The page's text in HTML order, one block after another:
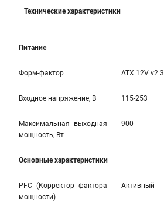
Технические характеристики
Питание
Форм-фактор ATX 12V v2.3
Входное напряжение, В 115-253
Максимальная выходная
мощность, Вт
900
Основные характеристики
PFC (Корректор фактора
мощности)
Активный